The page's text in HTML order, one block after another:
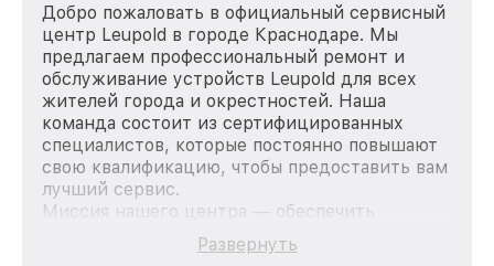
Добро пожаловать в официальный сервисный
центр Leupold в городе Краснодаре. Мы
предлагаем профессиональный ремонт и
обслуживание устройств Leupold для всех
жителей города и окрестностей. Наша
команда состоит из сертифицированных
специалистов, которые постоянно повышают
свою квалификацию, чтобы предоставить вам
лучший сервис.
Миссия нашего центра — обеспечить
качественный и доступный ремонт для
каждого пользователя продукции Leupold, вне
Развернуть